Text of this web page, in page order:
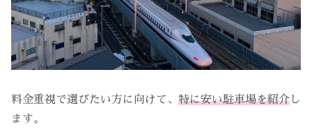
料金重視で選びたい方に向けて、 特に安い駐車場を紹介 し
ます。